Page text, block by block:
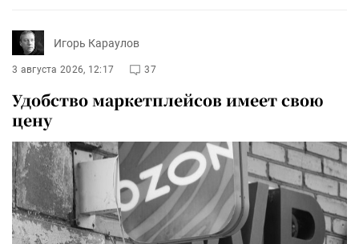
Игорь Караулов
3 августа 2026, 12:17 37
Удобство маркетплейсов имеет свою
цену